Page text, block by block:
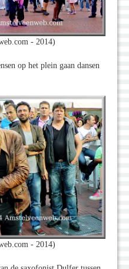
- 2014)
op het plein gaan dansen
- 2014)